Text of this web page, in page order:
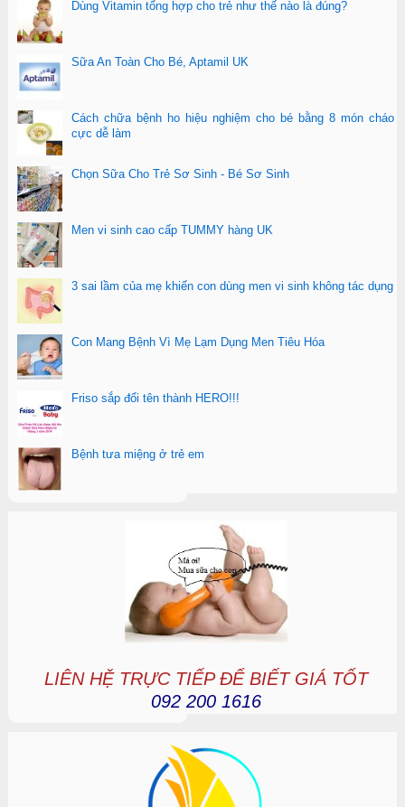
Dùng Vitamin tổng hợp cho trẻ như thế nào là đúng?
Sữa An Toàn Cho Bé, Aptamil UK
Cách chữa bệnh ho hiệu nghiệm cho bé bằng 8 món cháo
cực dễ làm
Chọn Sữa Cho Trẻ Sơ Sinh - Bé Sơ Sinh
Men vi sinh cao cấp TUMMY hàng UK
3 sai lầm của mẹ khiến con dùng men vi sinh không tác dụng
Con Mang Bệnh Vì Mẹ Lạm Dụng Men Tiêu Hóa
Friso sắp đổi tên thành HERO!!!
Bệnh tưa miệng ở trẻ em
LIÊN HỆ TRỰC TIẾP ĐỂ BIẾT GIÁ TỐT
092 200 1616